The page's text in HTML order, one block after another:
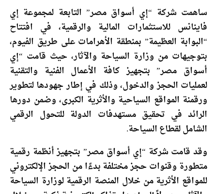
ساهمت شركة “إي أسواق مصر” التابعة لمجموعة إي
فاينانس للاستثمارات المالية والرقمية، في افتتاح
“البوابة العظيمة” بمنطقة الأهرامات على طريق الفيوم،
بتوجيهات من وزارة السياحة والآثار، حيث قامت “إي
أسواق مصر” بتجهيز كافة الأعمال الفنية والتقنية
لعمليات الحجز والدخول، وذلك في إطار جهودها لتطوير
ورقمنة المواقع السياحية والأثرية الكبرى، وضمن دورها
الرائد في تحقيق مستهدفات الدولة للتحول الرقمي
الشامل لقطاع السياحة.
وقد قامت شركة “إي أسواق مصر” بتجهيز أنظمة رقمية
متطورة وقنوات حجز مختلفة بدءًا من الحجز الإلكتروني
للمواقع الأثرية من خلال المنصة الرقمية لوزارة السياحة